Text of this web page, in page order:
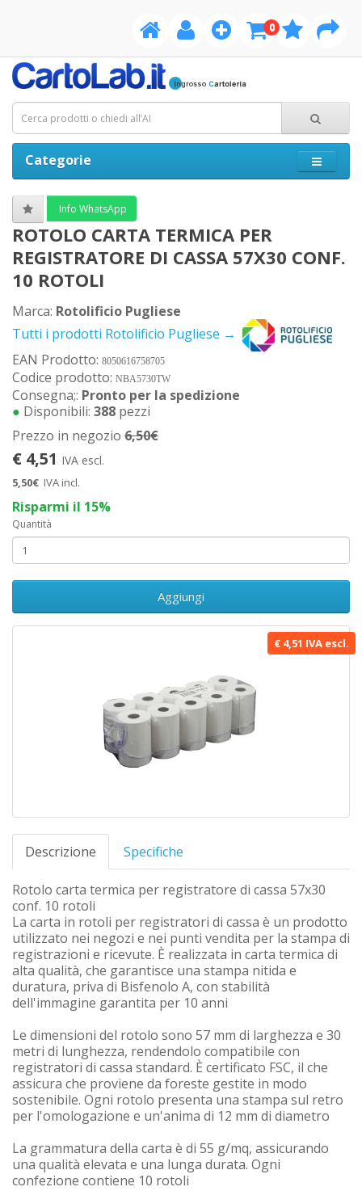
0
Categorie
€ 4,51 IVA escl.
Descrizione Specifiche
Rotolo carta termica per registratore di cassa 57x30
conf. 10 rotoli
La carta in rotoli per registratori di cassa è un prodotto
utilizzato nei negozi e nei punti vendita per la stampa di
registrazioni e ricevute. È realizzata in carta termica di
alta qualità, che garantisce una stampa nitida e
duratura, priva di Bisfenolo A, con stabilità
dell'immagine garantita per 10 anni
Le dimensioni del rotolo sono 57 mm di larghezza e 30
metri di lunghezza, rendendolo compatibile con
registratori di cassa standard. È certificato FSC, il che
assicura che proviene da foreste gestite in modo
sostenibile. Ogni rotolo presenta una stampa sul retro
per l'omologazione e un'anima di 12 mm di diametro
La grammatura della carta è di 55 g/mq, assicurando
una qualità elevata e una lunga durata. Ogni
confezione contiene 10 rotoli
Info WhatsApp
ROTOLO CARTA TERMICA PER
REGISTRATORE DI CASSA 57X30 CONF.
10 ROTOLI
Marca: Rotolificio Pugliese
Tutti i prodotti Rotolificio Pugliese →
EAN Prodotto: 8050616758705
Codice prodotto: NBA5730TW
Consegna;: Pronto per la spedizione
● Disponibili: 388 pezzi
Prezzo in negozio 6,50€
€ 4,51 IVA escl.
5,50€ IVA incl.
Risparmi il 15%
Quantità
Aggiungi